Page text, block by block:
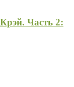
Часть 2: